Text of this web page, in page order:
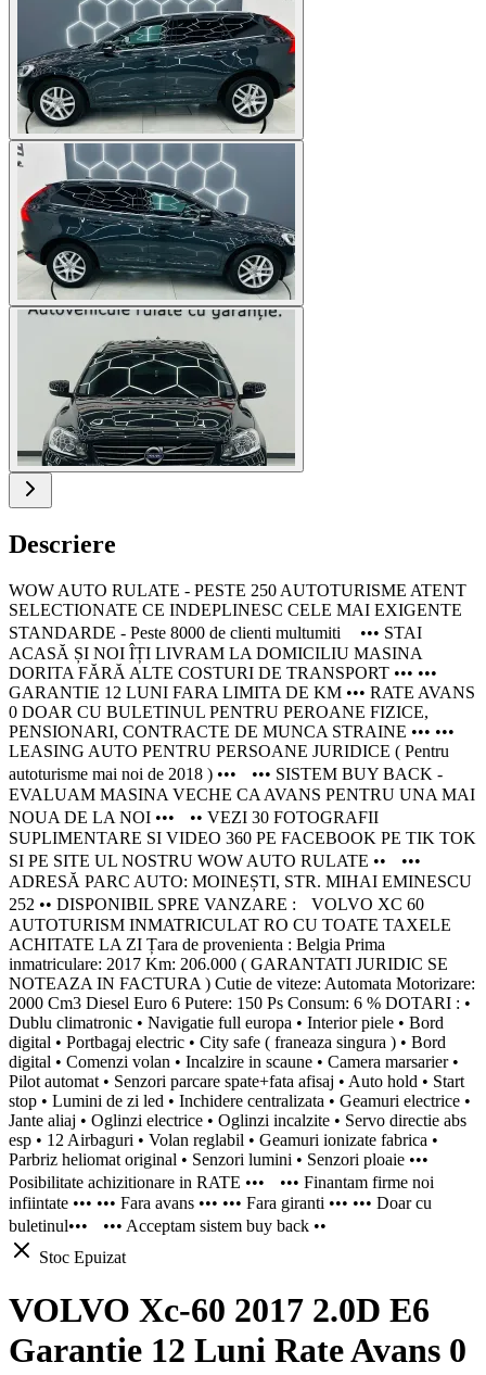
Descriere
WOW AUTO RULATE - PESTE 250 AUTOTURISME ATENT
SELECTIONATE CE INDEPLINESC CELE MAI EXIGENTE
STANDARDE - Peste 8000 de clienti multumiti ••• STAI
ACASĂ ȘI NOI ÎȚI LIVRAM LA DOMICILIU MASINA
DORITA FĂRĂ ALTE COSTURI DE TRANSPORT ••• •••
GARANTIE 12 LUNI FARA LIMITA DE KM ••• RATE AVANS
0 DOAR CU BULETINUL PENTRU PEROANE FIZICE,
PENSIONARI, CONTRACTE DE MUNCA STRAINE ••• •••
LEASING AUTO PENTRU PERSOANE JURIDICE ( Pentru
autoturisme mai noi de 2018 ) ••• ••• SISTEM BUY BACK -
EVALUAM MASINA VECHE CA AVANS PENTRU UNA MAI
NOUA DE LA NOI ••• •• VEZI 30 FOTOGRAFII
SUPLIMENTARE SI VIDEO 360 PE FACEBOOK PE TIK TOK
SI PE SITE UL NOSTRU WOW AUTO RULATE •• •••
ADRESĂ PARC AUTO: MOINEȘTI, STR. MIHAI EMINESCU
252 •• DISPONIBIL SPRE VANZARE : VOLVO XC 60
AUTOTURISM INMATRICULAT RO CU TOATE TAXELE
ACHITATE LA ZI Țara de provenienta : Belgia Prima
inmatriculare: 2017 Km: 206.000 ( GARANTATI JURIDIC SE
NOTEAZA IN FACTURA ) Cutie de viteze: Automata Motorizare:
2000 Cm3 Diesel Euro 6 Putere: 150 Ps Consum: 6 % DOTARI : •
Dublu climatronic • Navigatie full europa • Interior piele • Bord
digital • Portbagaj electric • City safe ( franeaza singura ) • Bord
digital • Comenzi volan • Incalzire in scaune • Camera marsarier •
Pilot automat • Senzori parcare spate+fata afisaj • Auto hold • Start
stop • Lumini de zi led • Inchidere centralizata • Geamuri electrice •
Jante aliaj • Oglinzi electrice • Oglinzi incalzite • Servo directie abs
esp • 12 Airbaguri • Volan reglabil • Geamuri ionizate fabrica •
Parbriz heliomat original • Senzori lumini • Senzori ploaie •••
Posibilitate achizitionare in RATE ••• ••• Finantam firme noi
infiintate ••• ••• Fara avans ••• ••• Fara giranti ••• ••• Doar cu
buletinul••• ••• Acceptam sistem buy back ••
Stoc Epuizat
VOLVO Xc-60 2017 2.0D E6
Garantie 12 Luni Rate Avans 0